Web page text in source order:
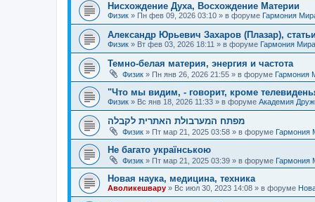
Нисхождение Духа, Восхождение Материи
Физик » Пн фев 09, 2026 03:10 » в форуме Гармония
Александр Юрьевич Захаров (Плазар), статьи
Физик » Вт фев 03, 2026 18:11 » в форуме Гармония Мира
Темно-белая материя, энергия и частота
Физик » Пн янв 26, 2026 21:55 » в форуме Гармония
"Что мы видим, - говорит, кроме
Физик » Вс янв 18, 2026 11:33 » в форуме Академия
מפתח המערבולת האתרית לקבלה
Физик » Пт мар 21, 2025 03:58 » в форуме Гармония
Не багато українською
Физик » Пт мар 21, 2025 03:39 » в форуме Гармония
Новая наука, медицина, техника
Аволикешвару » Вс июл 30, 2023 14:08 » в форуме